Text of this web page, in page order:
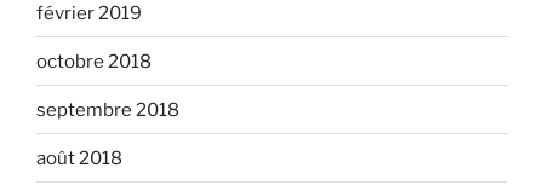
février 2019
octobre 2018
septembre 2018
août 2018